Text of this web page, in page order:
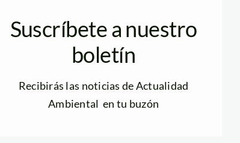
Suscríbete a nuestro
boletín
Recibirás las noticias de Actualidad
Ambiental en tu buzón